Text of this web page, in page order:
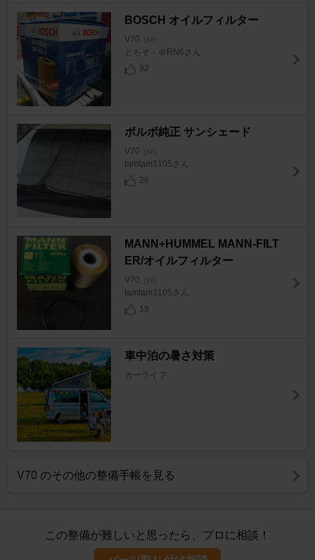
BOSCH オイルフィルター
V70 [SB]
ともぞ～＠RN6さん
92
ボルボ純正 サンシェード
V70 [SB]
tamtam3105さん
26
MANN+HUMMEL MANN-FILT
ER/オイルフィルター
V70 [SB]
tamtam3105さん
19
車中泊の暑さ対策
カーライフ
V70 のその他の整備手帳を見る
この整備が難しいと思ったら、プロに相談！